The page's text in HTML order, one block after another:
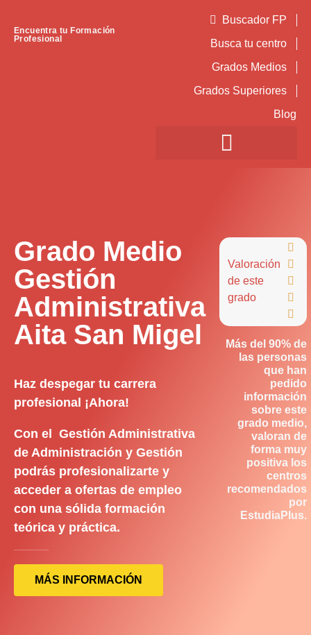
Encuentra tu Formación
Profesional
Buscador FP
Busca tu centro
Grados Medios
Grados Superiores
Blog
Grado Medio
Gestión
Administrativa
Aita San Migel
Haz despegar tu carrera
profesional ¡Ahora!
Con el Gestión Administrativa
de Administración y Gestión
podrás profesionalizarte y
acceder a ofertas de empleo
con una sólida formación
teórica y práctica.
MÁS INFORMACIÓN
Valoración
de este
grado





Más del 90% de
las personas
que han
pedido
información
sobre este
grado medio,
valoran de
forma muy
positiva los
centros
recomendados
por
EstudiaPlus.